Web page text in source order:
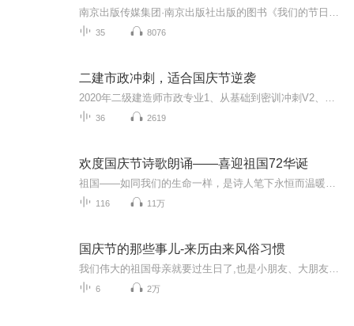
35 8076
二建市政冲刺，适合国庆节逆袭
36 2619
欢度国庆节诗歌朗诵——喜迎祖国72华诞
116 11万
国庆节的那些事儿-来历由来风俗习惯
6 2万